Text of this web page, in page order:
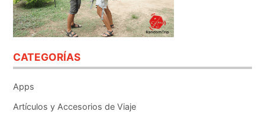
CATEGORÍAS
Apps
Artículos y Accesorios de Viaje